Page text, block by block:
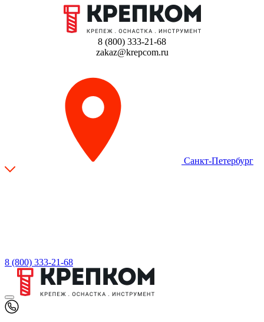
8 (800) 333-21-68
zakaz@krepcom.ru
Санкт-Петербург
8 (800) 333-21-68